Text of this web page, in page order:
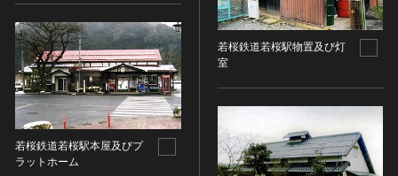
若桜鉄道若桜駅本屋及びプ
ラットホーム
若桜鉄道若桜駅物置及び灯
室
原三国・朝鮮三国 [朝鮮半島]
原三国・朝鮮三国 [朝鮮半島]
新羅 [朝鮮半島]
高麗 [朝鮮半島]
近現代 [朝鮮半島]
彫刻
木像
金属像
石像
石膏像
その他
重要無形民俗文化財
登録無形民俗文化財
記録作成等の措置を講ずべき無形の民俗文化財
史跡
名勝
天然記念物
PDM
CC BY（表示）
CC BY-SA（表示—継承）
CC BY-ND（表示—改変禁止）
CC BY-NC（表示—非営利）
CC BY-NC-SA（表示—非営利—継承）
CC BY-NC-ND（表示—非営利—改変禁止）
検索する
20件で表示
入力情報をクリア
連想検索